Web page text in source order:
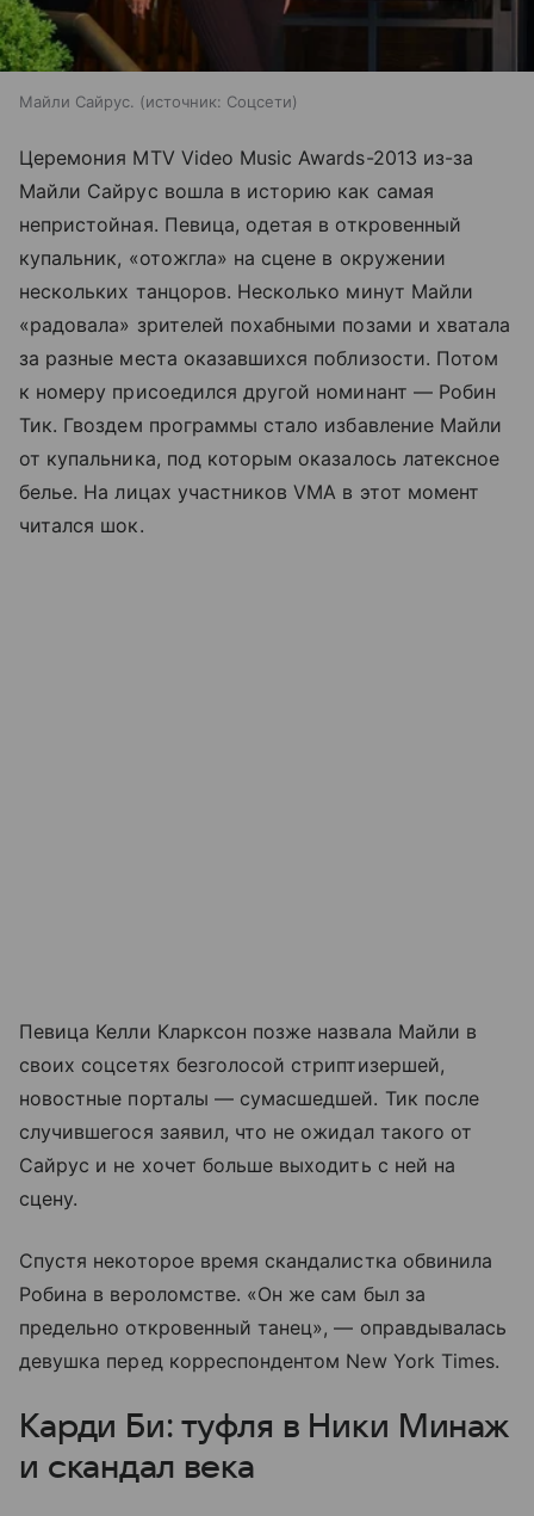
Майли Сайрус. источник: Соцсети
Церемония MTV Video Music Awards-2013 из-за
Майли Сайрус вошла в историю как самая
непристойная. Певица, одетая в откровенный
купальник, «отожгла» на сцене в окружении
нескольких танцоров. Несколько минут Майли
«радовала» зрителей похабными позами и хватала
за разные места оказавшихся поблизости. Потом
к номеру присоедился другой номинант — Робин
Тик. Гвоздем программы стало избавление Майли
от купальника, под которым оказалось латексное
белье. На лицах участников VMA в этот момент
читался шок.
Певица Келли Кларксон позже назвала Майли в
своих соцсетях безголосой стриптизершей,
новостные порталы — сумасшедшей. Тик после
случившегося заявил, что не ожидал такого от
Сайрус и не хочет больше выходить с ней на
сцену.
Спустя некоторое время скандалистка обвинила
Робина в вероломстве. «Он же сам был за
предельно откровенный танец», — оправдывалась
девушка перед корреспондентом New York Times.
Карди Би: туфля в Ники Минаж
и скандал века